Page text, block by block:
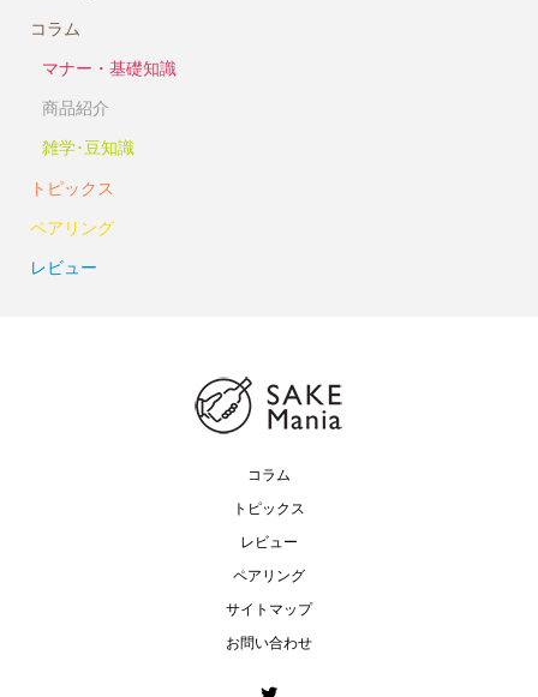
コラム
マナー・基礎知識
商品紹介
雑学･豆知識
トピックス
ペアリング
レビュー
コラム
トピックス
レビュー
ペアリング
サイトマップ
お問い合わせ